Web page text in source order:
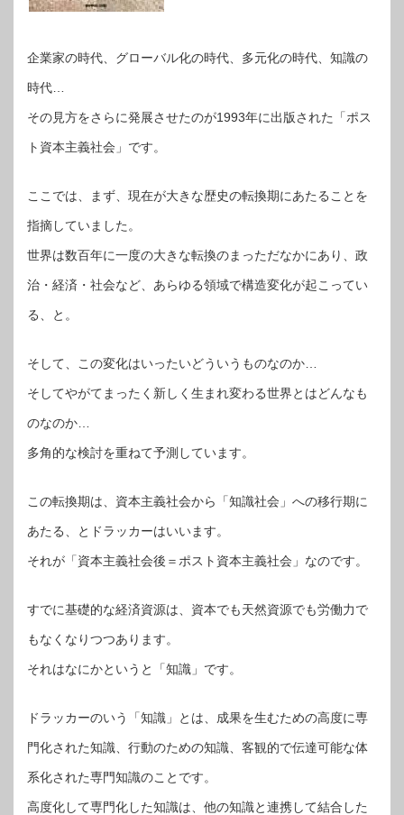
企業家の時代、グローバル化の時代、多元化の時代、知識の
時代…
その見方をさらに発展させたのが1993年に出版された「ポス
ト資本主義社会」です。
ここでは、まず、現在が大きな歴史の転換期にあたることを
指摘していました。
世界は数百年に一度の大きな転換のまっただなかにあり、政
治・経済・社会など、あらゆる領域で構造変化が起こってい
る、と。
そして、この変化はいったいどういうものなのか…
そしてやがてまったく新しく生まれ変わる世界とはどんなも
のなのか…
多角的な検討を重ねて予測しています。
この転換期は、資本主義社会から「知識社会」への移行期に
あたる、とドラッカーはいいます。
それが「資本主義社会後＝ポスト資本主義社会」なのです。
すでに基礎的な経済資源は、資本でも天然資源でも労働力で
もなくなりつつあります。
それはなにかというと「知識」です。
ドラッカーのいう「知識」とは、成果を生むための高度に専
門化された知識、行動のための知識、客観的で伝達可能な体
系化された専門知識のことです。
高度化して専門化した知識は、他の知識と連携して結合した